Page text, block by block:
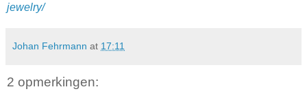
jewelry/
Johan Fehrmann at 17:11
2 opmerkingen: